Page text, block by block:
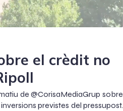
el crèdit no
de @CorisaMediaGrup sobre
previstes del pressupost.